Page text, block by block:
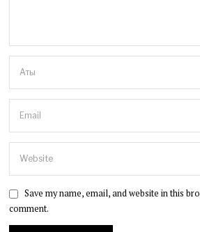
Save my name, email, and website in this
comment.